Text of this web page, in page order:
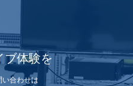
ブ体験を
い合わせは